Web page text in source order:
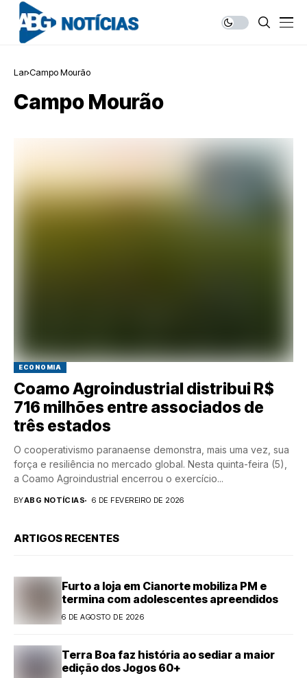
Lar Campo Mourão
Campo Mourão
ECONOMIA
Coamo Agroindustrial distribui R$
716 milhões entre associados de
três estados
O cooperativismo paranaense demonstra, mais uma vez, sua
força e resiliência no mercado global. Nesta quinta-feira (5),
a Coamo Agroindustrial encerrou o exercício...
BYABG NOTÍCIAS 6 DE FEVEREIRO DE 2026
ARTIGOS RECENTES
Furto a loja em Cianorte mobiliza PM e
termina com adolescentes apreendidos
6 DE AGOSTO DE 2026
Terra Boa faz história ao sediar a maior
edição dos Jogos 60+